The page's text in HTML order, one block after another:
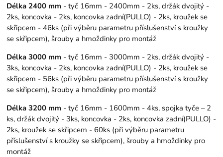
Délka 2400 mm - tyč 16mm - 2400mm - 2ks, držák dvojitý -
2ks, koncovka - 2ks, koncovka zadní(PULLO) - 2ks, kroužek se
skřipcem - 46ks (při výběru parametru příslušenství s kroužky
se skřipcem), šrouby a hmoždinky pro montáž
Délka 3000 mm - tyč 16mm - 3000mm - 2ks, držák dvojitý -
3ks, koncovka - 2ks, koncovka zadní(PULLO) - 2ks, kroužek se
skřipcem - 56ks (při výběru parametru příslušenství s kroužky
se skřipcem), šrouby a hmoždinky pro montáž
Délka 3200 mm - tyč 16mm - 1600mm - 4ks, spojka tyče – 2
ks, držák dvojitý - 3ks, koncovka - 2ks, koncovka zadní(PULLO) -
2ks, kroužek se skřipcem - 60ks (při výběru parametru
příslušenství s kroužky se skřipcem), šrouby a hmoždinky pro
montáž